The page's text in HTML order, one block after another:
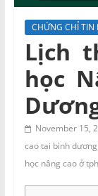
và
Tư
vấn
Miền
Nam
CHỨNG CHỈ TIN
Lịch
học
November 15,
cao tại bình dương
học nâng cao ở